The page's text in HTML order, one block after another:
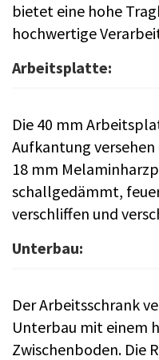
bietet eine hohe
hochwertige
Arbeitsplatte:
Die 40 mm
Aufkantung
18 mm
schallgedämmt,
verschliffen und
Unterbau:
Der Arbeitsschrank
Unterbau mit einem
Zwischenboden. Die